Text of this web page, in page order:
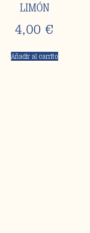
LIMÓN
4,00 €
Añadir al carrito